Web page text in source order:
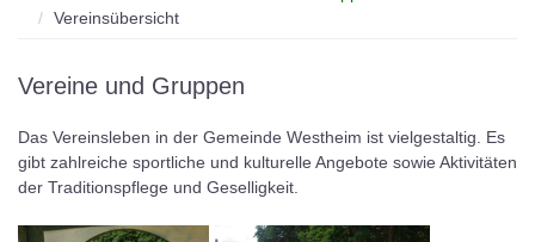
Vereinsübersicht
Vereine und Gruppen
Das Vereinsleben in der Gemeinde Westheim ist vielgestaltig. Es
gibt zahlreiche sportliche und kulturelle Angebote sowie Aktivitäten
der Traditionspflege und Geselligkeit.